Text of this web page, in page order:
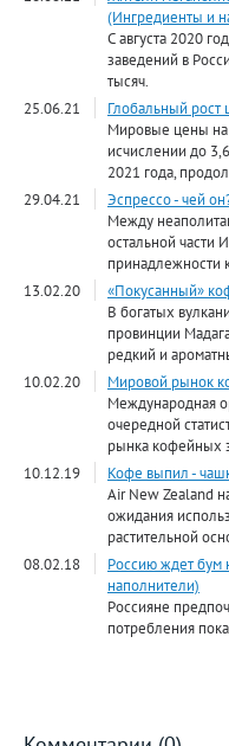
(Ингредиенты и
С августа 2020
заведений в
тысяч.
25.06.21
Глобальный рост
Мировые цены на
исчислении до
2021 года,
29.04.21
Эспрессо - чей
Между
остальной части
принадлежности
13.02.20
«Покусанный»
В богатых
провинции
редкий и
10.02.20
Мировой рынок
Международная
очередной
рынка кофейных
10.12.19
Кофе выпил -
Air New Zealand
ожидания
растительной
08.02.18
Россию ждет бум
наполнители)
Россияне
потребления